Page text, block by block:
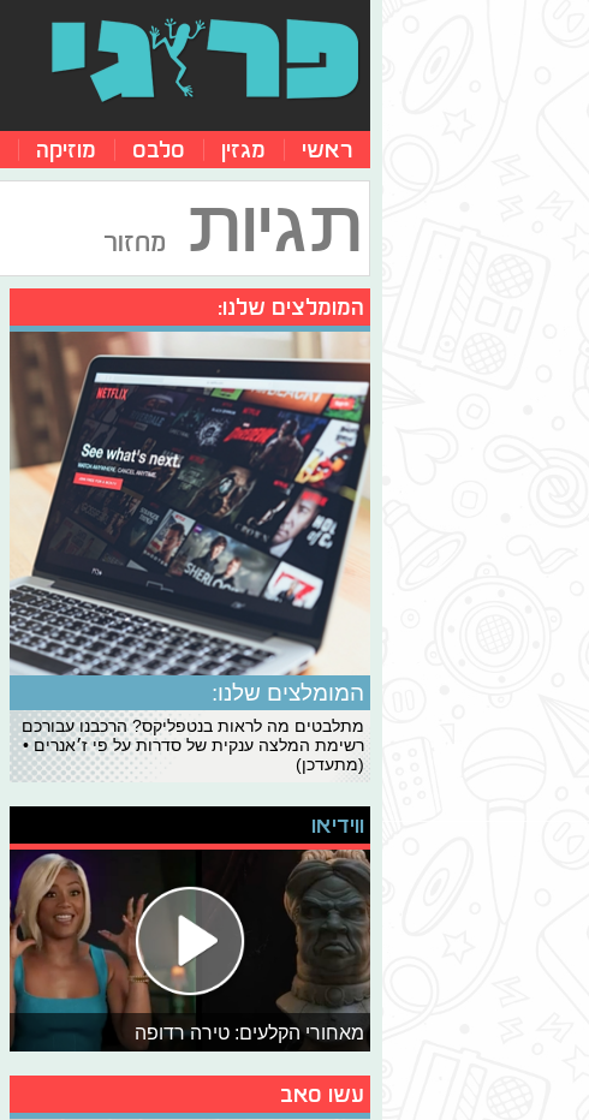
ראשי מגזין סלבס מוזיקה
תגיות מחזור
המומלצים שלנו:
המומלצים שלנו:
מתלבטים מה לראות בנטפליקס? הרכבנו עבורכם
רשימת המלצה ענקית של סדרות על פי ז׳אנרים •
(מתעדכן)
ווידיאו
מאחורי הקלעים: טירה רדופה
עשו סאב